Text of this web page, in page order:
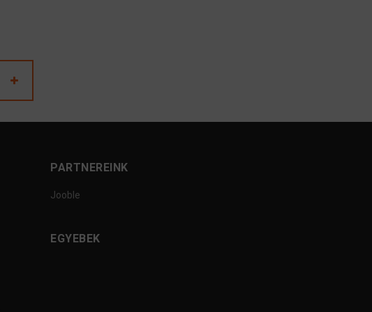
PARTNEREINK
Jooble
EGYEBEK